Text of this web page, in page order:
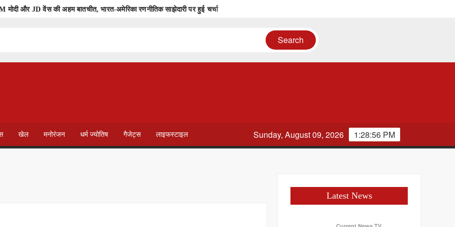
मोदी और JD वेंस की अहम बातचीत, भारत-अमेरिका रणनीतिक साझेदारी पर हुई चर्चा
खेल मनोरंजन धर्म ज्योतिष गैजेट्स लाइफस्टाइल 1:28:56 PM
Sunday, August 09, 2026
Latest News